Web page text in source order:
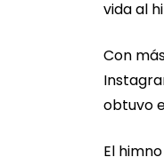
vida al
Con
obtuvo
El